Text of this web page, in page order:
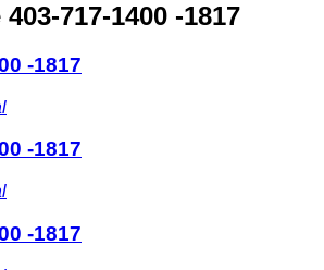
403-717-1400 -1817
-1817
-1817
-1817